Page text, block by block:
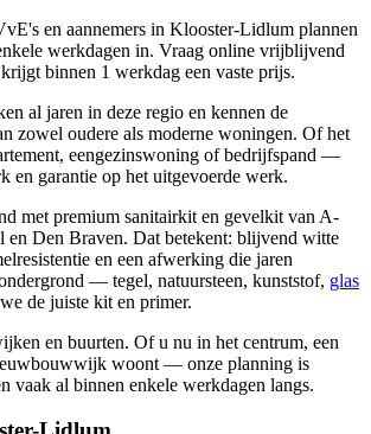
en aannemers in Klooster-Lidlum plannen
werkdagen in. Vraag online vrijblijvend
binnen 1 werkdag een vaste prijs.
al jaren in deze regio en kennen de
zowel oudere als moderne woningen. Of het
eengezinswoning of bedrijfspand —
en garantie op het uitgevoerde werk.
met premium sanitairkit en gevelkit van A-
en Den Braven. Dat betekent: blijvend witte
en een afwerking die jaren
— tegel, natuursteen, kunststof, glas
de juiste kit en primer.
en buurten. Of u nu in het centrum, een
woont — onze planning is
vaak al binnen enkele werkdagen langs.